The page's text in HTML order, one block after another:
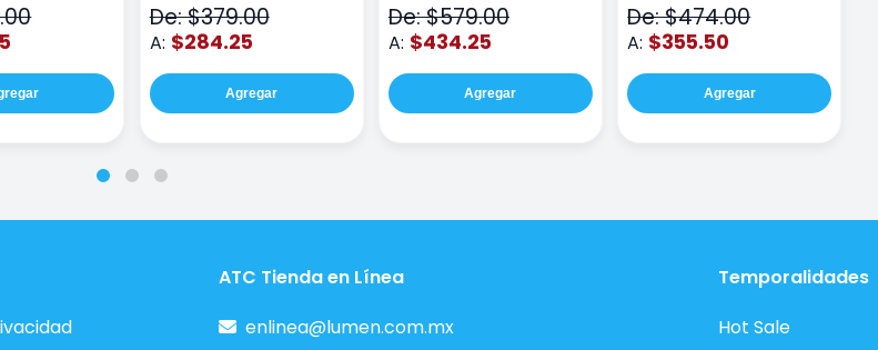
De: $379.00
A: $284.25
Agregar
De: $579.00
A: $434.25
Agregar
De: $474.00
A: $355.50
Agregar
ATC Tienda en Línea
enlinea@lumen.com.mx
Temporalidades
Hot Sale